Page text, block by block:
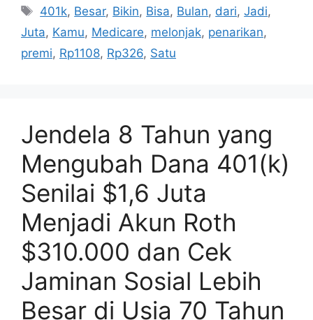
Tag
401k, Besar, Bikin, Bisa, Bulan, dari,Jadi,
Juta, Kamu, Medicare, melonjak, penarikan,
premi, Rp1108, Rp326, Satu
Jendela 8 Tahun yang
Mengubah Dana 401(k)
Senilai $1,6 Juta
Menjadi Akun Roth
$310.000 dan Cek
Jaminan Sosial Lebih
Besar di Usia 70 Tahun